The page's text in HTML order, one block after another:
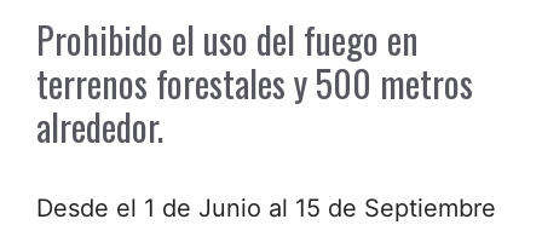
Prohibido el uso del fuego en
terrenos forestales y 500 metros
alrededor.
Desde el 1 de Junio al 15 de Septiembre